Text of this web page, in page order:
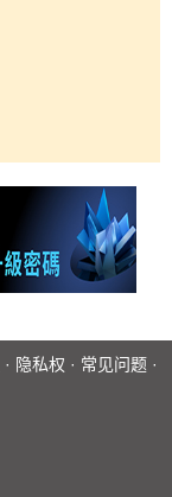
· 隐私权 · 常见问题 ·